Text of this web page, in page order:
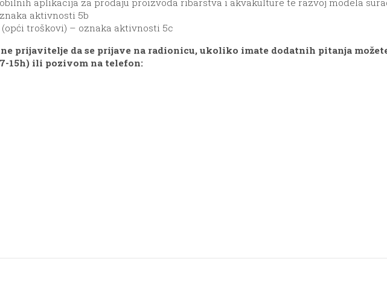
aplikacija za prodaju proizvoda ribarstva i akvakulture te razvoj modela
aktivnosti 5b
troškovi) – oznaka aktivnosti 5c
prijavitelje da se prijave na radionicu, ukoliko imate dodatnih pitanja
15h) ili pozivom na telefon: